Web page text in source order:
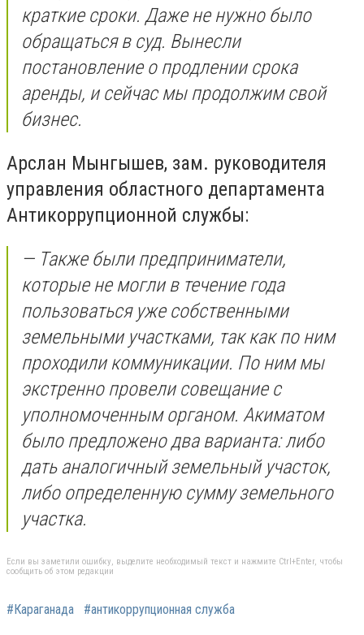
краткие сроки. Даже не нужно было
обращаться в суд. Вынесли
постановление о продлении срока
аренды, и сейчас мы продолжим свой
бизнес.
Арслан Мынгышев, зам. руководителя
управления областного департамента
Антикоррупционной службы:
— Также были предприниматели,
которые не могли в течение года
пользоваться уже собственными
земельными участками, так как по ним
проходили коммуникации. По ним мы
экстренно провели совещание с
уполномоченным органом. Акиматом
было предложено два варианта: либо
дать аналогичный земельный участок,
либо определенную сумму земельного
участка.
Если вы заметили ошибку, выделите необходимый текст и нажмите Ctrl+Enter, чтобы
сообщить об этом редакции
#Караганада #антикоррупционная служба